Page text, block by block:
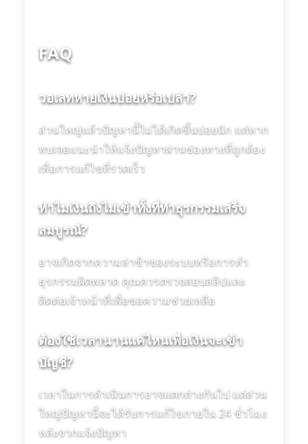
FAQ
วอเลทหายเงินบ่อยหรือเปล่า?
ส่วนใหญ่แล้วปัญหานี้ไม่ได้เกิดขึ้นบ่อยนัก แต่หาก
พบเจอแนะนำให้แจ้งปัญหาผ่านช่องทางที่ถูกต้อง
เพื่อการแก้ไขที่รวดเร็ว
ทำไมเงินถึงไม่เข้าทั้งที่ทำธุรกรรมเสร็จ
สมบูรณ์?
อาจเกิดจากความล่าช้าของระบบหรือการทำ
ธุรกรรมผิดพลาด คุณควรตรวจสอบสลิปและ
ติดต่อเจ้าหน้าที่เพื่อขอความช่วยเหลือ
ต้องใช้เวลานานแค่ไหนเพื่อเงินจะเข้า
บัญชี?
เวลาในการดำเนินการอาจแตกต่างกันไป แต่ส่วน
ใหญ่ปัญหานี้จะได้รับการแก้ไขภายใน 24 ชั่วโมง
หลังจากแจ้งปัญหา